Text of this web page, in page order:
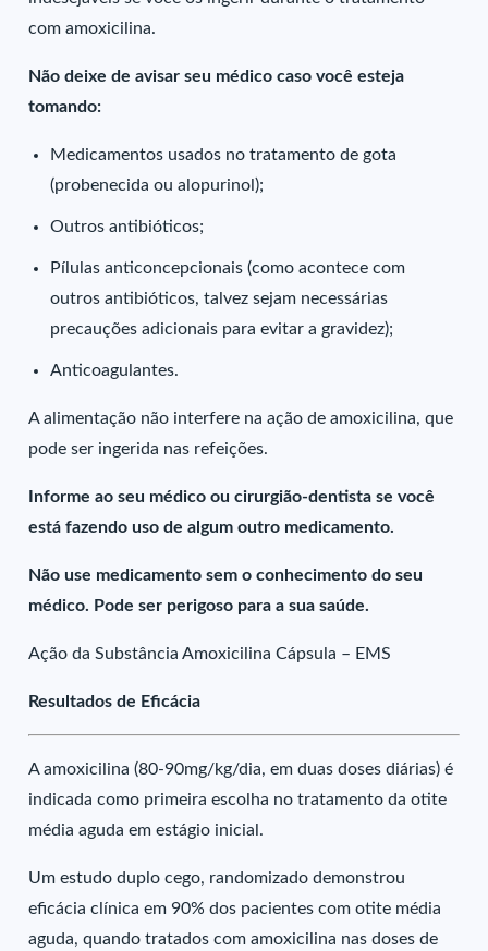
com amoxicilina.
Não deixe de avisar seu médico caso você esteja
tomando:
Medicamentos usados no tratamento de gota
(probenecida ou alopurinol);
Outros antibióticos;
Pílulas anticoncepcionais (como acontece com
outros antibióticos, talvez sejam necessárias
precauções adicionais para evitar a gravidez);
Anticoagulantes.
A alimentação não interfere na ação de amoxicilina, que
pode ser ingerida nas refeições.
Informe ao seu médico ou cirurgião-dentista se você
está fazendo uso de algum outro medicamento.
Não use medicamento sem o conhecimento do seu
médico. Pode ser perigoso para a sua saúde.
Ação da Substância Amoxicilina Cápsula – EMS
Resultados de Eficácia
A amoxicilina (80-90mg/kg/dia, em duas doses diárias) é
indicada como primeira escolha no tratamento da otite
média aguda em estágio inicial.
Um estudo duplo cego, randomizado demonstrou
eficácia clínica em 90% dos pacientes com otite média
aguda, quando tratados com amoxicilina nas doses de